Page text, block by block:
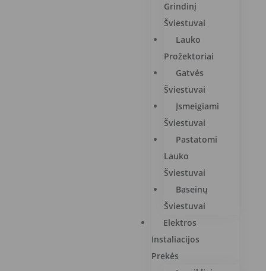
Grindinį
Šviestuvai
Lauko
Prožektoriai
Gatvės
Šviestuvai
Įsmeigiami
Šviestuvai
Pastatomi
Lauko
Šviestuvai
Baseinų
Šviestuvai
Elektros
Instaliacijos
Prekės